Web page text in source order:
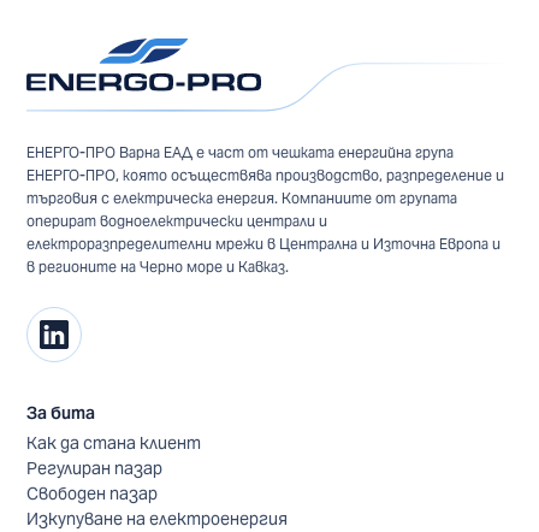
ЕНЕРГО-ПРО Варна ЕАД е част от чешката енергийна група
ЕНЕРГО-ПРО, която осъществява производство, разпределение и
търговия с електрическа енергия. Компаниите от групата
оперират водноелектрически централи и
електроразпределителни мрежи в Централна и Източна Европа и
в регионите на Черно море и Кавказ.
За бита
Как да стана клиент
Регулиран пазар
Свободен пазар
Изкупуване на електроенергия